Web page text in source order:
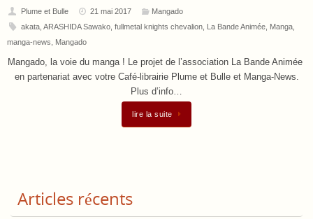
Plume et Bulle 21 mai 2017
Mangado
akata, ARASHIDA Sawako, fullmetal knights chevalion, La Bande Animée, Manga,
manga-news
Mangado
Mangado, la voie du manga ! Le projet de l’association La Bande Animée
en partenariat avec votre Café-librairie Plume et Bulle et Manga-News.
Plus d’info…
lire la suite
Articles récents